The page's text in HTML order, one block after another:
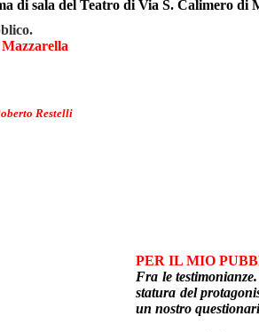
di sala del Teatro di Via S. Calimero di
Restelli
PER IL MIO
Fra le
statura del
un nostro